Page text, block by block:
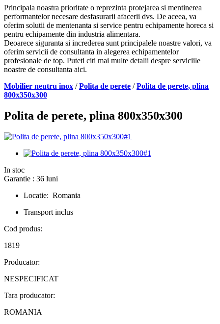
Principala noastra prioritate o reprezinta protejarea si mentinerea
performantelor necesare desfasurarii afacerii dvs. De aceea, va
oferim solutii de mentenanta si service pentru echipamente horeca si
pentru echipamente din industria alimentara.
Deoarece siguranta si increderea sunt principalele noastre valori, va
oferim servicii de consultanta in alegerea echipamentelor
profesionale de top. Puteti citi mai multe detalii despre serviciile
noastre de consultanta aici.
Mobilier neutru inox /Polita de perete /Polita de perete, plina
800x350x300
Polita de perete, plina 800x350x300
In stoc
Garantie : 36 luni
Locatie: Romania
Transport inclus
Cod produs:
1819
Producator:
NESPECIFICAT
Tara producator:
ROMANIA